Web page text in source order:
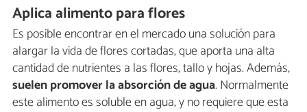
Aplica alimento para flores
Es posible encontrar en el mercado una solución para
alargar la vida de flores cortadas, que aporta una alta
cantidad de nutrientes a las flores, tallo y hojas. Además,
suelen promover la absorción de agua. Normalmente
este alimento es soluble en agua, y no requiere que esta